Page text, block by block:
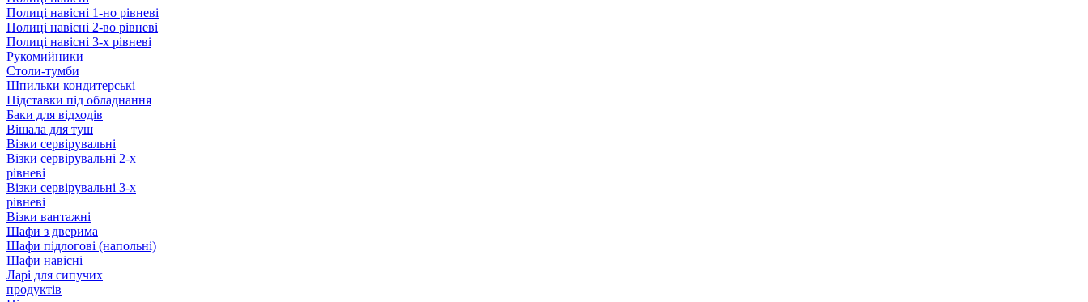
Полиці навісні 1-но рівневі
Полиці навісні 2-во рівневі
Полиці навісні 3-х рівневі
Рукомийники
Столи-тумби
Шпильки кондитерські
Підставки під обладнання
Баки для відходів
Вішала для туш
Візки сервірувальні
Візки сервірувальні 2-х
рівневі
Візки сервірувальні 3-х
рівневі
Візки вантажні
Шафи з дверима
Шафи підлогові (напольні)
Шафи навісні
Ларі для сипучих
продуктів